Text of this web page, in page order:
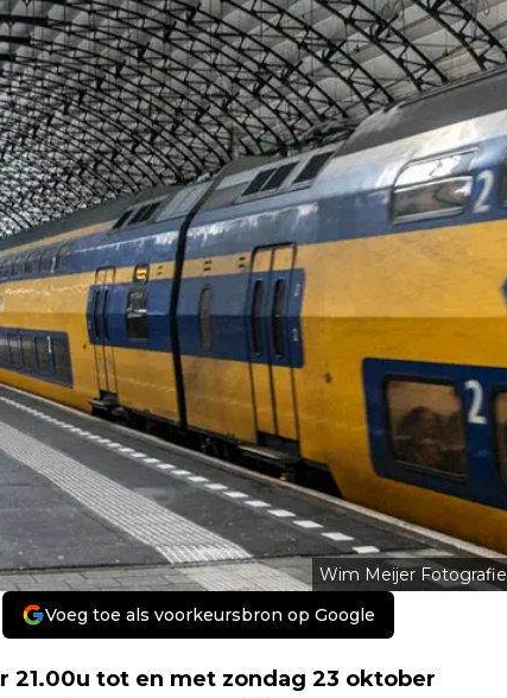
Wim Meijer Fotografie
Voeg toe als voorkeursbron op Google
21.00u tot en met zondag 23 oktober